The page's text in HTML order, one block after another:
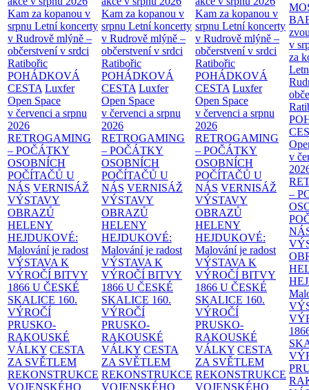
Kam za kopanou v
srpnu Letní koncerty
v Rudrově mlýně –
občerstvení v srdci
Ratibořic
POHÁDKOVÁ
CESTA Luxfer
Open Space
v červenci a srpnu
2026
RETROGAMING
– POČÁTKY
OSOBNÍCH
POČÍTAČŮ U
NÁS VERNISÁŽ
VÝSTAVY
OBRAZŮ
HELENY
HEJDUKOVÉ:
Malování je radost
VÝSTAVA K
VÝROČÍ BITVY
1866 U ČESKÉ
SKALICE 160.
VÝROČÍ
PRUSKO-
RAKOUSKÉ
VÁLKY CESTA
ZA SVĚTLEM
REKONSTRUKCE
VOJENSKÉHO
Kam za kopanou v
srpnu Letní koncerty
v Rudrově mlýně –
občerstvení v srdci
Ratibořic
POHÁDKOVÁ
CESTA Luxfer
Open Space
v červenci a srpnu
2026
RETROGAMING
– POČÁTKY
OSOBNÍCH
POČÍTAČŮ U
NÁS VERNISÁŽ
VÝSTAVY
OBRAZŮ
HELENY
HEJDUKOVÉ:
Malování je radost
VÝSTAVA K
VÝROČÍ BITVY
1866 U ČESKÉ
SKALICE 160.
VÝROČÍ
PRUSKO-
RAKOUSKÉ
VÁLKY CESTA
ZA SVĚTLEM
REKONSTRUKCE
VOJENSKÉHO
Kam za kopanou v
srpnu Letní koncerty
v Rudrově mlýně –
občerstvení v srdci
Ratibořic
POHÁDKOVÁ
CESTA Luxfer
Open Space
v červenci a srpnu
2026
RETROGAMING
– POČÁTKY
OSOBNÍCH
POČÍTAČŮ U
NÁS VERNISÁŽ
VÝSTAVY
OBRAZŮ
HELENY
HEJDUKOVÉ:
Malování je radost
VÝSTAVA K
VÝROČÍ BITVY
1866 U ČESKÉ
SKALICE 160.
VÝROČÍ
PRUSKO-
RAKOUSKÉ
VÁLKY CESTA
ZA SVĚTLEM
REKONSTRUKCE
VOJENSKÉHO
v
za
v
–